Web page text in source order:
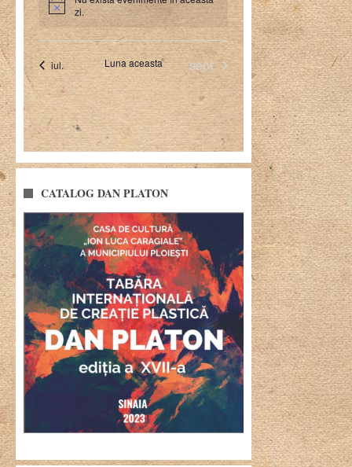
CATALOG DAN PLATON